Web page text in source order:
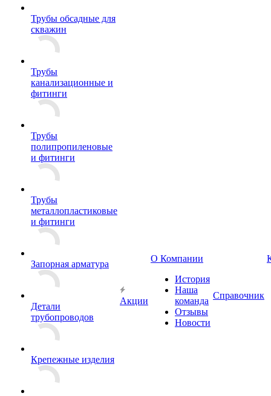
Трубы обсадные для
скважин
Трубы
канализационные и
фитинги
Трубы
полипропиленовые
и фитинги
Трубы
металлопластиковые
и фитинги
Запорная арматура
Детали
трубопроводов
Крепежные изделия
Акции
О Компании
История
Наша
команда
Отзывы
Новости
Справочник